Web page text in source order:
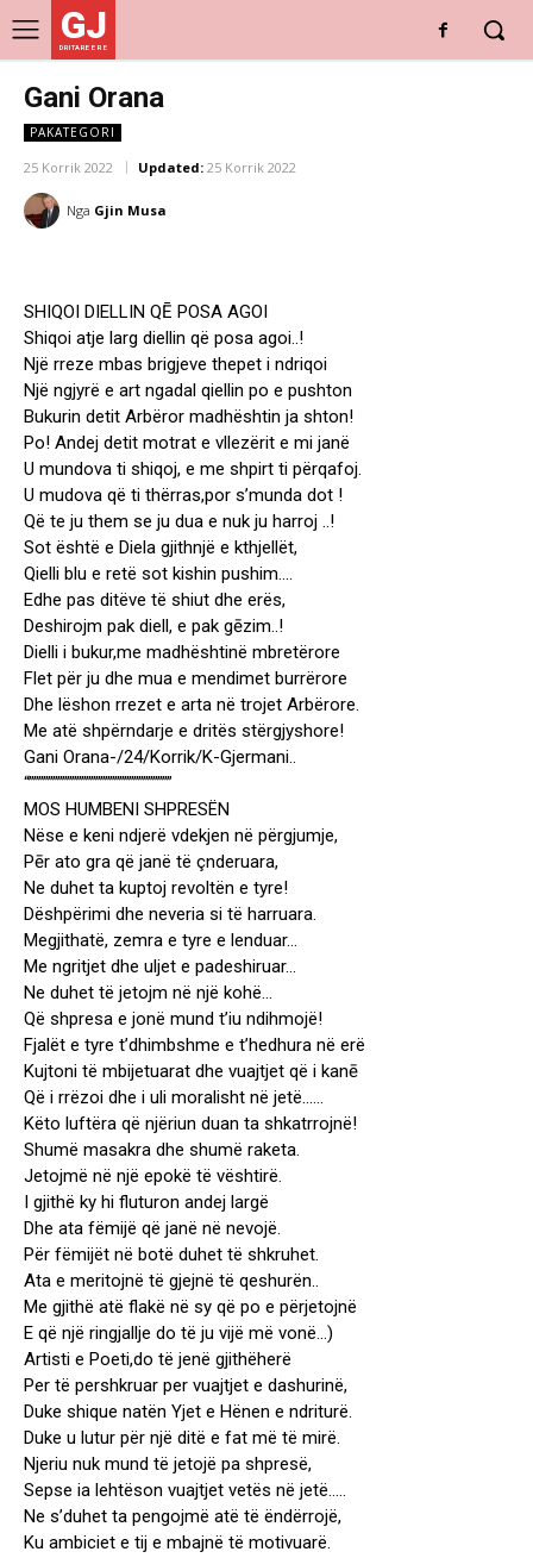
GJ
DRITARE E RE
Gani Orana
PAKATEGORI
25 Korrik 2022 Updated: 25 Korrik 2022
Nga Gjin Musa
SHIQOI DIELLIN QĒ POSA AGOI
Shiqoi atje larg diellin që posa agoi..!
Një rreze mbas brigjeve thepet i ndriqoi
Një ngjyrë e art ngadal qiellin po e pushton
Bukurin detit Arbëror madhështin ja shton!
Po! Andej detit motrat e vllezërit e mi janë
U mundova ti shiqoj, e me shpirt ti përqafoj.
U mudova që ti thërras,por s’munda dot !
Që te ju them se ju dua e nuk ju harroj ..!
Sot është e Diela gjithnjë e kthjellët,
Qielli blu e retë sot kishin pushim….
Edhe pas ditëve të shiut dhe erës,
Deshirojm pak diell, e pak gēzim..!
Dielli i bukur,me madhështinë mbretërore
Flet për ju dhe mua e mendimet burrërore
Dhe lëshon rrezet e arta në trojet Arbërore.
Me atë shpërndarje e dritës stërgjyshore!
Gani Orana-/24/Korrik/K-Gjermani..
“””””””””””””””””””””””””””””””
MOS HUMBENI SHPRESËN
Nëse e keni ndjerë vdekjen në përgjumje,
Pēr ato gra që janë të çnderuara,
Ne duhet ta kuptoj revoltën e tyre!
Dëshpërimi dhe neveria si të harruara.
Megjithatë, zemra e tyre e lenduar…
Me ngritjet dhe uljet e padeshiruar…
Ne duhet të jetojm në një kohë…
Që shpresa e jonë mund t’iu ndihmojë!
Fjalët e tyre t’dhimbshme e t’hedhura në erë
Kujtoni të mbijetuarat dhe vuajtjet që i kanē
Që i rrëzoi dhe i uli moralisht në jetë……
Këto luftëra që njëriun duan ta shkatrrojnë!
Shumë masakra dhe shumë raketa.
Jetojmë në një epokë të vështirë.
I gjithë ky hi fluturon andej largë
Dhe ata fëmijë që janë në nevojë.
Për fëmijët në botë duhet të shkruhet.
Ata e meritojnë të gjejnë të qeshurën..
Me gjithë atë flakë në sy që po e përjetojnë
E që një ringjallje do të ju vijë më vonë…)
Artisti e Poeti,do të jenë gjithëherë
Per të pershkruar per vuajtjet e dashurinë,
Duke shique natën Yjet e Hënen e ndriturë.
Duke u lutur për një ditë e fat më të mirë.
Njeriu nuk mund të jetojë pa shpresë,
Sepse ia lehtëson vuajtjet vetës në jetë…..
Ne s’duhet ta pengojmë atë të ëndërrojë,
Ku ambiciet e tij e mbajnë të motivuarë.